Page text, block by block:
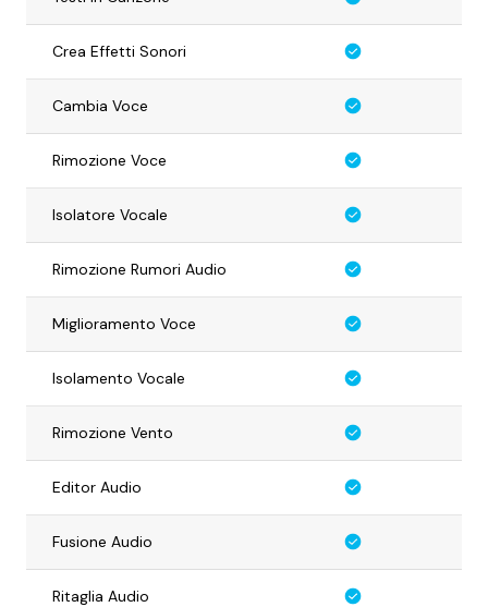
Crea Effetti Sonori
Cambia Voce
Rimozione Voce
Isolatore Vocale
Rimozione Rumori Audio
Miglioramento Voce
Isolamento Vocale
Rimozione Vento
Editor Audio
Fusione Audio
Ritaglia Audio